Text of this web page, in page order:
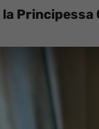
la Principessa